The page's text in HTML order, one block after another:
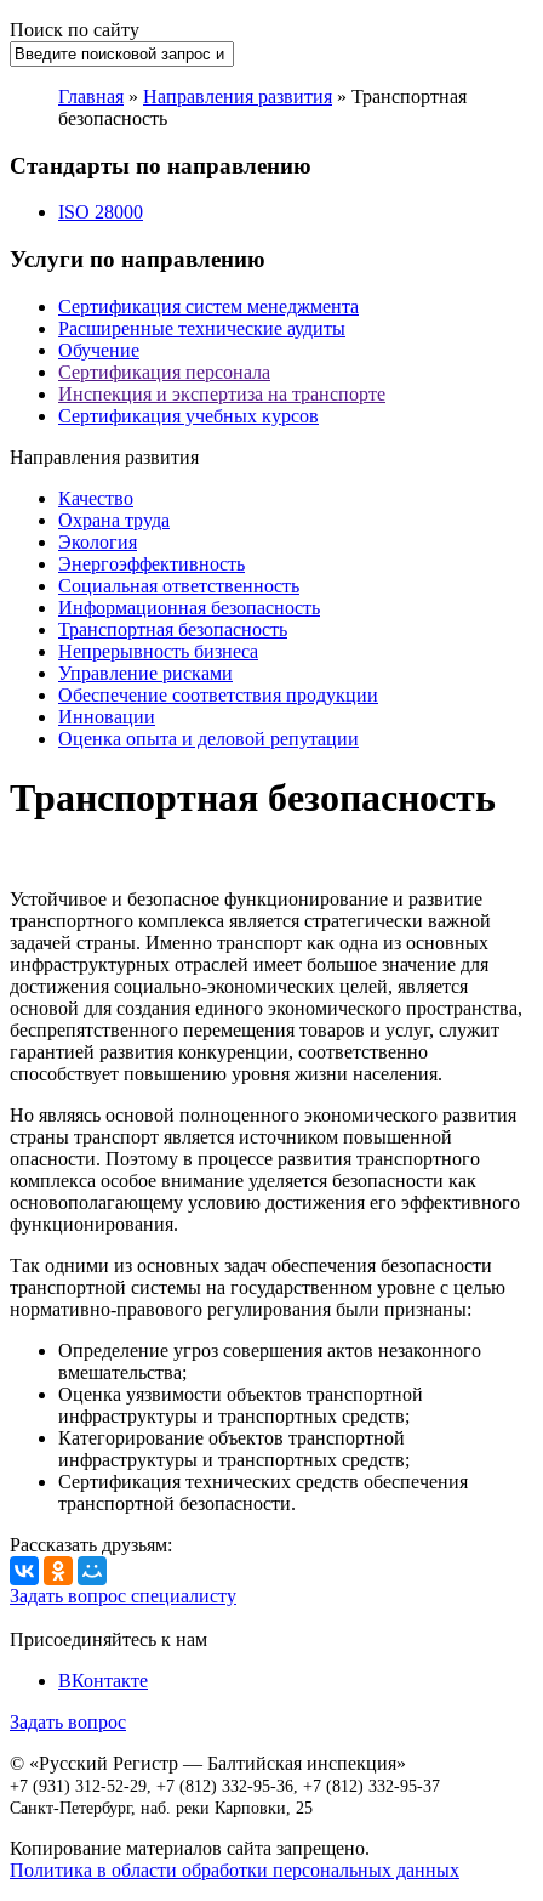
Поиск по сайту
Главная » Направления развития » Транспортная
безопасность
Стандарты по направлению
ISO 28000
Услуги по направлению
Cертификация систем менеджмента
Расширенные технические аудиты
Обучение
Сертификация персонала
Инспекция и экспертиза на транспорте
Сертификация учебных курсов
Направления развития
Качество
Охрана труда
Экология
Энергоэффективность
Социальная ответственность
Информационная безопасность
Транспортная безопасность
Непрерывность бизнеса
Управление рисками
Обеспечение соответствия продукции
Инновации
Оценка опыта и деловой репутации
Транспортная безопасность
Устойчивое и безопасное функционирование и развитие
транспортного комплекса является стратегически важной
задачей страны. Именно транспорт как одна из основных
инфраструктурных отраслей имеет большое значение для
достижения социально-экономических целей, является
основой для создания единого экономического пространства,
беспрепятственного перемещения товаров и услуг, служит
гарантией развития конкуренции, соответственно
способствует повышению уровня жизни населения.
Но являясь основой полноценного экономического развития
страны транспорт является источником повышенной
опасности. Поэтому в процессе развития транспортного
комплекса особое внимание уделяется безопасности как
основополагающему условию достижения его эффективного
функционирования.
Так одними из основных задач обеспечения безопасности
транспортной системы на государственном уровне с целью
нормативно-правового регулирования были признаны:
Определение угроз совершения актов незаконного
вмешательства;
Оценка уязвимости объектов транспортной
инфраструктуры и транспортных средств;
Категорирование объектов транспортной
инфраструктуры и транспортных средств;
Сертификация технических средств обеспечения
транспортной безопасности.
Рассказать друзьям:
Задать вопрос специалисту
Присоединяйтесь к нам
ВКонтакте
Задать вопрос
© «Русский Регистр — Балтийская инспекция»
+7 (931) 312-52-29 +7 (812) 332-95-36, +7 (812) 332-95-37
Санкт-Петербург, наб. реки Карповки, 25
Копирование материалов сайта запрещено.
Политика в области обработки персональных данных